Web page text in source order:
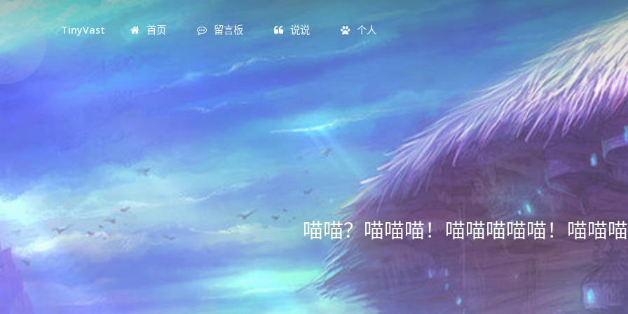
TinyVast 首页 留言板 说说 个人
喵喵？喵喵喵！喵喵喵喵喵！喵喵